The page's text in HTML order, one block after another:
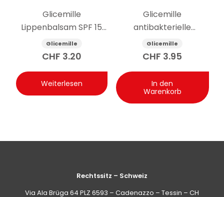
Glicemille
Lippenbalsam SPF 15
pflegend 5.5g
Glicemille
CHF 3.20
Weiterlesen
Glicemille
antibakterielle
feuchtigkeitsspendende
Handcreme 100ml
Glicemille
CHF 3.95
In den
Warenkorb
Rechtssitz – Schweiz
Via Ala Brüga 64 PLZ 6593 – Cadenazzo – Tessin – CH